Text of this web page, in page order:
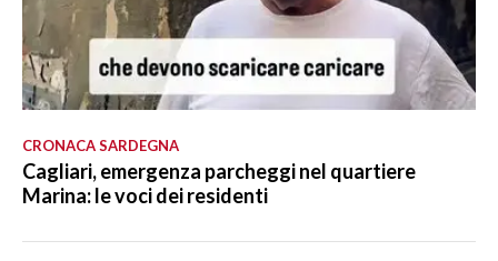
CRONACA SARDEGNA
Cagliari, emergenza parcheggi nel quartiere
Marina: le voci dei residenti